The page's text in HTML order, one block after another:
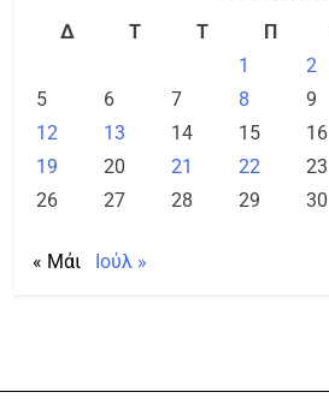
Δ
Τ Τ Π
1
2
5
6 7 8 9
12
13 14 15 16
19
20 21 22 23
26
27 28 29 30
« Μάι Ιούλ »